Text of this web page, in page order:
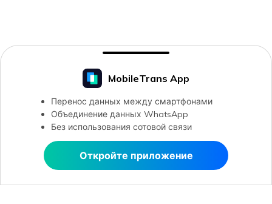
MobileTrans App
Перенос данных между смартфонами
Объединение данных WhatsApp
Без использования сотовой связи
Откройте приложение
Открыть в MobileTrans